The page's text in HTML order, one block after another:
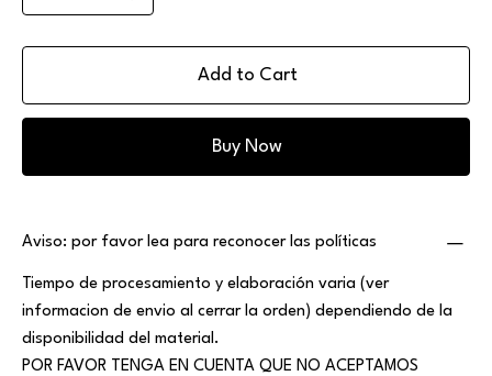
Add to Cart
Buy Now
Aviso: por favor lea para reconocer las políticas
Tiempo de procesamiento y elaboración varia (ver
informacion de envio al cerrar la orden) dependiendo de la
disponibilidad del material.
POR FAVOR TENGA EN CUENTA QUE NO ACEPTAMOS